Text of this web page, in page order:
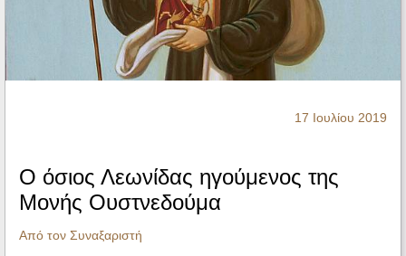
17 Ιουλίου 2019
Ο όσιος Λεωνίδας ηγούμενος της
Μονής Ουστνεδούμα
Από τον Συναξαριστή